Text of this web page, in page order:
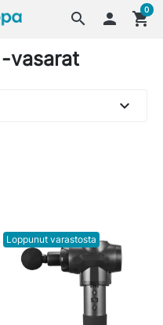
search  shopping_cart
0
vasarat
expand_more
Loppunut varastosta